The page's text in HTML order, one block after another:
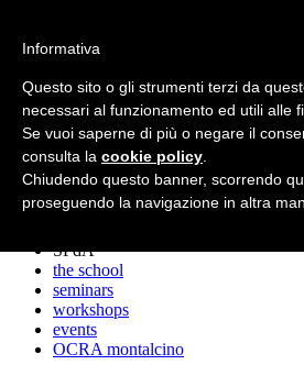
archos
the studio
projects
lectures
press cuttings
SPdA
the school
seminars
workshops
events
OCRA montalcino
Informativa
Questo sito o gli strumenti terzi da
necessari al funzionamento ed utili alle
Se vuoi saperne di più o negare il
consulta la cookie policy
Chiudendo questo banner, scorrendo
proseguendo la navigazione in altra